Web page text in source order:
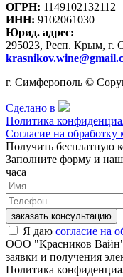
ОГРН: 1149102132112
ИНН: 9102061030
Юрид. адрес:
295023, Респ. Крым, г.
г. Симферополь ©
Сделано в
Политика
Согласие на
Получить бесплатную
Заполните форму и наш
часа
заказать консультацию
Я даю согласие на
ООО "Красников Вайн"
заявки и получения
Политика